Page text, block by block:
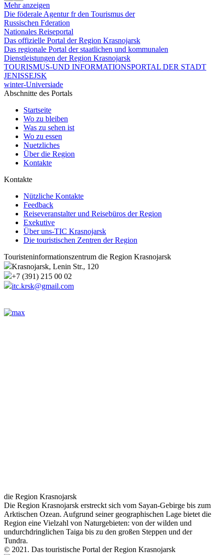
Mehr anzeigen
Die föderale Agentur fr den Tourismus der
Russischen Fderation
Nationales Reiseportal
Das offizielle Portal der Region Krasnojarsk
Das regionale Portal der staatlichen und kommunalen
Dienstleistungen der Region Krasnojarsk
TOURISMUS-UND INFORMATIONSPORTAL DER STADT
JENISSEJSK
winter-Universiade
Abschnitte des Portals
Startseite
Wo zu bleiben
Was zu sehen ist
Wo zu essen
Nuetzliches
Über die Region
Kontakte
Kontakte
Nützliche Kontakte
Feedback
Reiseveranstalter und Reisebüros der Region
Exekutive
Über uns-TIC Krasnojarsk
Die touristischen Zentren der Region
Touristeninformationszentrum die Region Krasnojarsk
Krasnojarsk, Lenin Str., 120
+7 (391) 215 00 02
itc.krsk@gmail.com
die Region Krasnojarsk
Die Region Krasnojarsk erstreckt sich vom Sayan-Gebirge bis zum
Arktischen Ozean. Aufgrund seiner geographischen Lage bietet die
Region eine Vielzahl von Naturgebieten: von der wilden und
undurchdringlichen Taiga bis zu den großen Steppen und der
Tundra.
© 2021. Das touristische Portal der Region Krasnojarsk